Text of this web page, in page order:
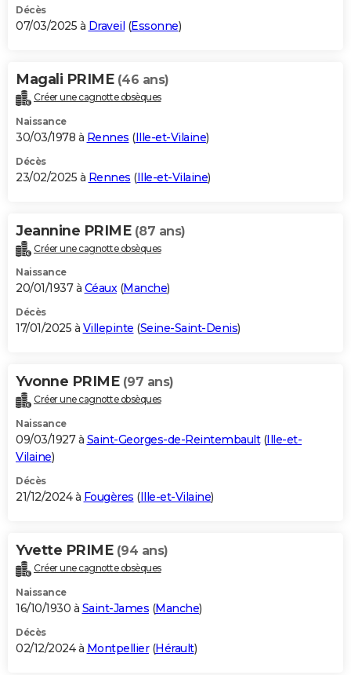
Décès
07/03/2025 à Draveil (Essonne)
Magali PRIME (46 ans)
Créer une cagnotte obsèques
Naissance
30/03/1978 à Rennes (Ille-et-Vilaine)
Décès
23/02/2025 à Rennes (Ille-et-Vilaine)
Jeannine PRIME (87 ans)
Créer une cagnotte obsèques
Naissance
20/01/1937 à Céaux(Manche)
Décès
17/01/2025 à Villepinte (Seine-Saint-Denis)
Yvonne PRIME (97 ans)
Créer une cagnotte obsèques
Naissance
09/03/1927 à Saint-Georges-de-Reintembault(Ille-et-
Vilaine)
Décès
21/12/2024 à Fougères (Ille-et-Vilaine)
Yvette PRIME (94 ans)
Créer une cagnotte obsèques
Naissance
16/10/1930 à Saint-James (Manche)
Décès
02/12/2024 à Montpellier(Hérault)